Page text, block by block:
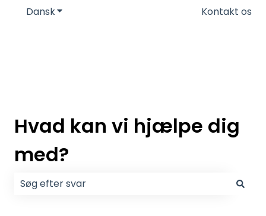
DanskVis undermenu for oversættelserKontakt os
Hvad kan vi hjælpe dig
med?